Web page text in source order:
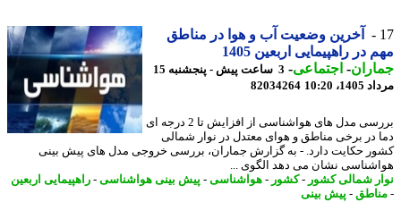
آخرین وضعیت آب و هوا در مناطق
در راهپیمایی اربعین 1405
- اجتماعی-
3 ساعت پیش - پنجشنبه 15
10:20
82034264
بررسی مدل های هواشناسی از افزایش تا 2 درجه ای
در برخی مناطق و هوای معتدل در نوار شمالی
حکایت دارد. - به گزارش جماران، بررسی خروجی مدل های پیش بینی
نشان می دهد الگوی ...
شمالی کشور-کشور-هواشناسی-پیش بینی هواشناسی-راهپیمایی اربعین
-پیش بینی